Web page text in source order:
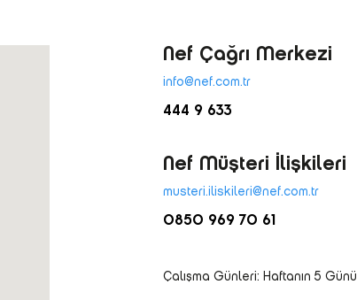
Nef Çağrı Merkezi
info@nef.com.tr
444 9 633
Nef Müşteri İlişkileri
musteri.iliskileri@nef.com.tr
0850 969 70 61
Çalışma Günleri: Haftanın 5 Günü